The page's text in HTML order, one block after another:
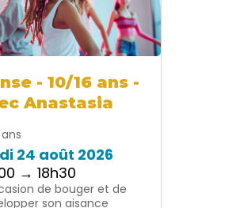
- 10/16 ans -
Anastasia
ans
24 août 2026
→ 18h30
de bouger et de
son aisance